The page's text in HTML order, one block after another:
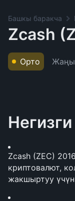
Башкы баракча
Zcash
Орто
Zcash (ZEC)
криптовалют,
жакшыртуу